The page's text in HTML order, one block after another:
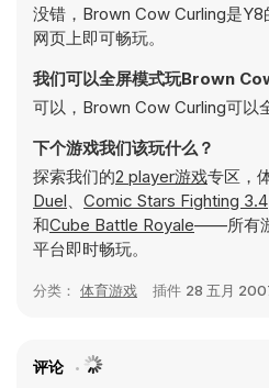
没错，Brown Cow Curling是Y8
网页上即可畅玩。
我们可以全屏模式玩Brown
可以，Brown Cow Curling可以
下个游戏我们该玩什么？
探索我们的2 player游戏专区，
Duel、 Comic Stars Fighting 3.4
和Cube Battle Royale——所有
平台即时畅玩。
分类： 体育游戏 插件 28 五月
评论